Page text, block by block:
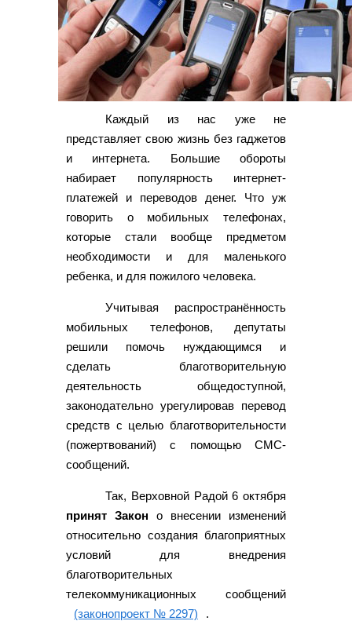
Каждый из нас уже не
представляет свою жизнь без гаджетов
и интернета. Большие обороты
набирает популярность интернет-
платежей и переводов денег. Что уж
говорить о мобильных телефонах,
которые стали вообще предметом
необходимости и для маленького
ребенка, и для пожилого человека.
Учитывая распространённость
мобильных телефонов, депутаты
решили помочь нуждающимся и
сделать благотворительную
деятельность общедоступной,
законодательно урегулировав перевод
средств с целью благотворительности
(пожертвований) с помощью СМС-
сообщений.
Так, Верховной Радой 6 октября
принят Закон о внесении изменений
относительно создания благоприятных
условий для внедрения
благотворительных
телекоммуникационных сообщений
(законопроект № 2297)
.